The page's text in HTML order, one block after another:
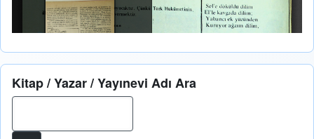
Kitap / Yazar / Yayınevi Adı Ara